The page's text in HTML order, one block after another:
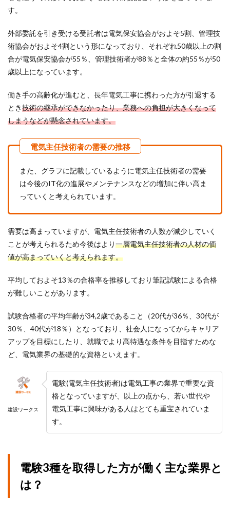
す。
外部委託を引き受ける受託者は電気保安協会がおよそ5割、管理技
術協会がおよそ4割という形になっており、それぞれ50歳以上の割
合が電気保安協会が55％、管理技術者が88％と全体の約55％が50
歳以上になっています。
働き手の高齢化が進むと、長年電気工事に携わった方が引退する
とき技術の継承ができなかったり、業務への負担が大きくなって
しまうなどが懸念されています。
また、グラフに記載しているように電気主任技術者の需要
は今後のIT化の進展やメンテナンスなどの増加に伴い高ま
っていくと考えられています。
需要は高まっていますが、電気主任技術者の人数が減少していく
ことが考えられるため今後はより一層電気主任技術者の人材の価
値が高まっていくと考えられます。
平均しておよそ13％の合格率を推移しており筆記試験による合格
が難しいことがあります。
試験合格者の平均年齢が34,2歳であること（20代が36％、30代が
30％、40代が18％）となっており、社会人になってからキャリア
アップを目標にしたり、就職でより高待遇な条件を目指すためな
ど、電気業界の基礎的な資格といえます。
建設ワークス
電験(電気主任技術者)は電気工事の業界で重要な資
格となっていますが、以上の点から、若い世代や
電気工事に興味がある人はとても重宝されていま
す。
電験3種を取得した方が働く主な業界と
は？